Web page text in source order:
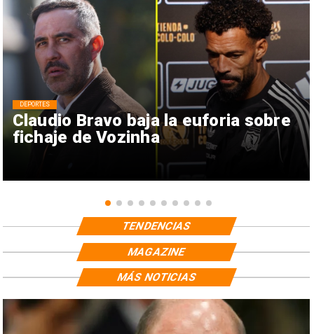
Claudio Bravo baja la euforia sobre
fichaje de Vozinha
DEPORTES
TENDENCIAS
MAGAZINE
MÁS NOTICIAS